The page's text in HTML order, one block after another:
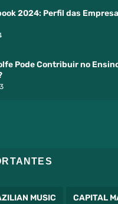
2024: Perfil das
Pode Contribuir no
MUSIC CAPITAL